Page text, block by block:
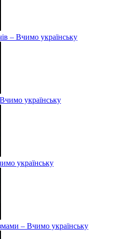
– Вчимо українську
українську
українську
– Вчимо українську